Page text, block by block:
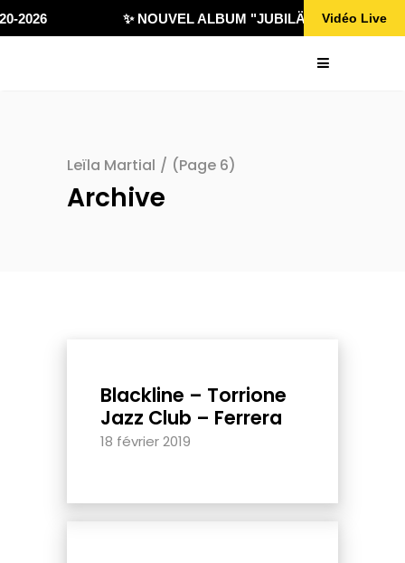
2026 ✨ NOUVEL ALBUM "JUBILÄ 432"Vidéo Live
Leïla Martial / (Page 6)
Archive
Blackline – Torrione
Jazz Club – Ferrera
18 février 2019